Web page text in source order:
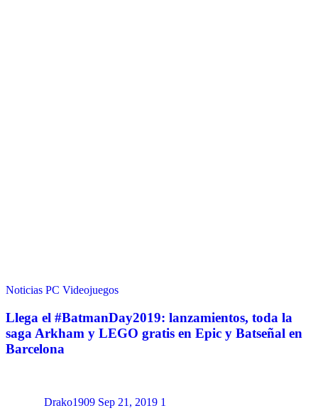
Noticias PC Videojuegos
Llega el #BatmanDay2019: lanzamientos, toda la
saga Arkham y LEGO gratis en Epic y Batseñal en
Barcelona
Drako1909 Sep 21, 2019 1